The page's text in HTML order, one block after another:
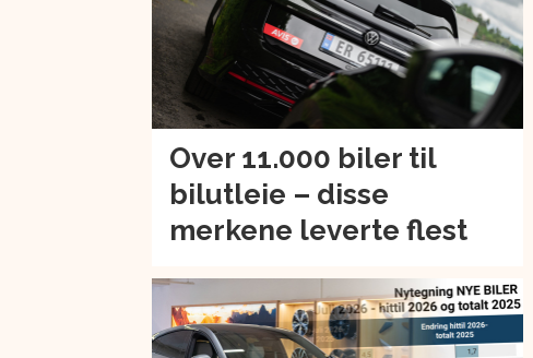
Over 11.000 biler til
bilutleie – disse
merkene leverte flest